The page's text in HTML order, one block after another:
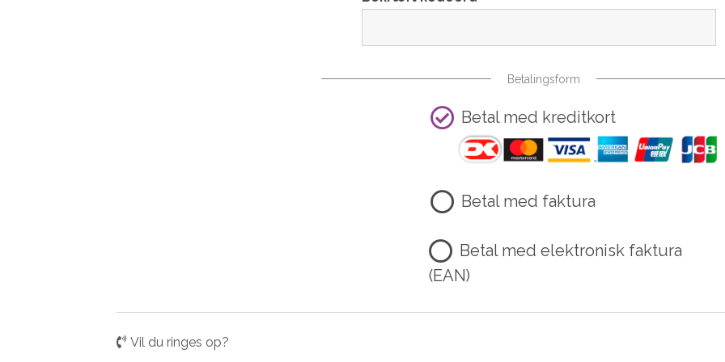
Betalingsform
Betal med kreditkort
Betal med faktura
Betal med elektronisk faktura
(EAN)
Vil du ringes op?